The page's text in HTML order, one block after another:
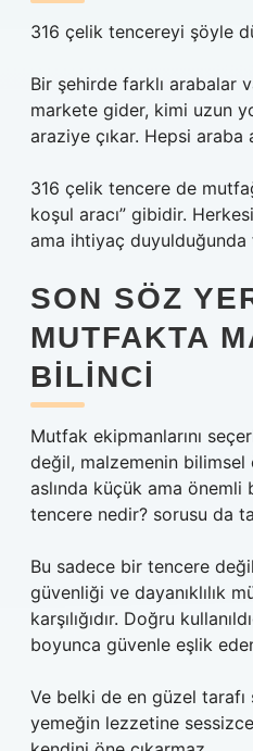
316 çelik tencereyi şöyle
Bir şehirde farklı arabalar
markete gider, kimi uzun
araziye çıkar. Hepsi araba
316 çelik tencere de
koşul aracı” gibidir.
ama ihtiyaç duyulduğunda
SON SÖZ
MUTFAKTA
BILINCI
Mutfak ekipmanlarını
değil, malzemenin
aslında küçük ama önemli
tencere nedir? sorusu da
Bu sadece bir tencere
güvenliği ve dayanıklılık
karşılığıdır. Doğru
boyunca güvenle eşlik
Ve belki de en güzel
yemeğin lezzetine